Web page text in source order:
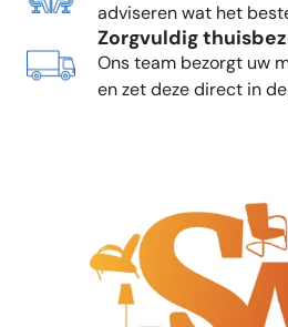
adviseren wat het
Zorgvuldig
Ons team bezorgt uw
en zet deze direct in